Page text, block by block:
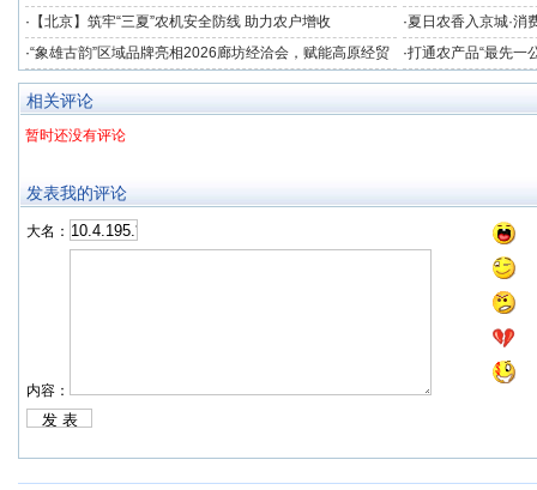
创作新境界
注获群众点赞
· 【北京】筑牢“三夏”农机安全防线 助力农户增收 ·夏日农香入京城·
助农专场品鉴会在北
·“象雄古韵”区域品牌亮相2026廊坊经洽会，赋能高原经贸
协同发展
·打通农产品“最先一
业冷链中心落成
相关评论
暂时还没有评论
发表我的评论
大名：
内容：